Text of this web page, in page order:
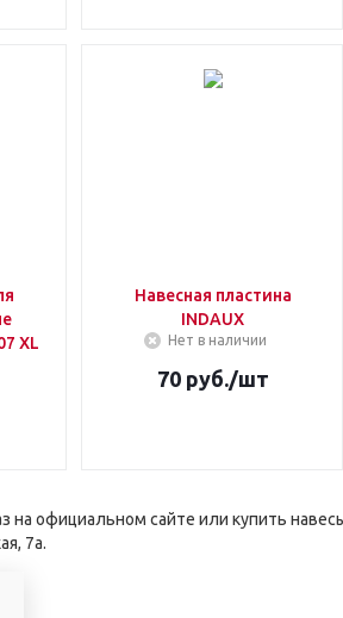
XL
Навесная пластина
INDAUX
Нет в наличии
70руб./шт
на официальном сайте или купить
7а.